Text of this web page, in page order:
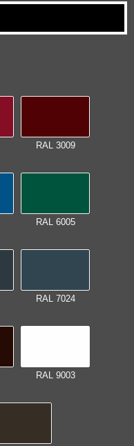
RAL 3009
RAL 6005
RAL 7024
RAL 9003